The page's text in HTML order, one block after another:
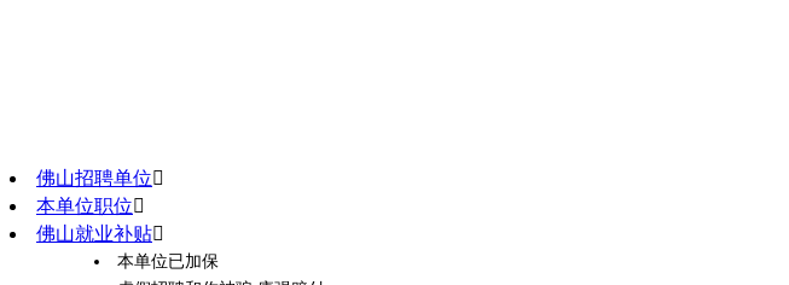
佛山招聘单位
本单位职位
佛山就业补贴
本单位已加保